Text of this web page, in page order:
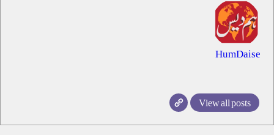
HumDaise
View all posts